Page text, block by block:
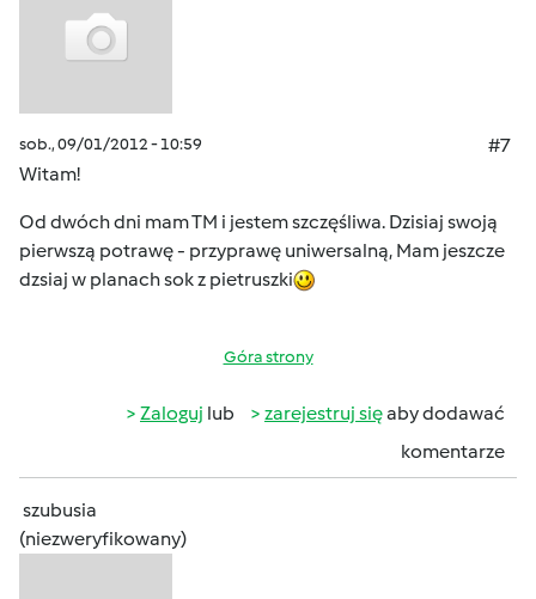
sob., 09/01/2012 - 10:59
#7
Witam!
Od dwóch dni mam TM i jestem szczęśliwa. Dzisiaj swoją
pierwszą potrawę - przyprawę uniwersalną, Mam jeszcze
dzsiaj w planach sok z pietruszki
Góra strony
Zaloguj lub zarejestruj sięaby dodawać
komentarze
szubusia
(niezweryfikowany)